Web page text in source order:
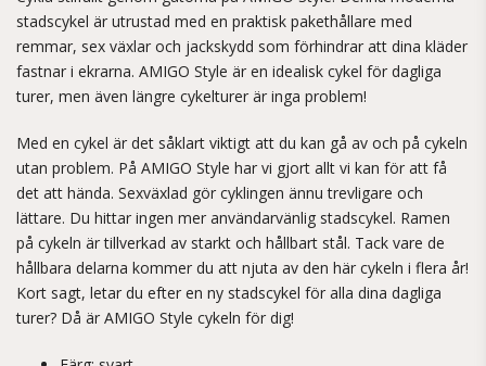
stadscykel är utrustad med en praktisk pakethållare med
remmar, sex växlar och jackskydd som förhindrar att dina kläder
fastnar i ekrarna. AMIGO Style är en idealisk cykel för dagliga
turer, men även längre cykelturer är inga problem!
Med en cykel är det såklart viktigt att du kan gå av och på cykeln
utan problem. På AMIGO Style har vi gjort allt vi kan för att få
det att hända. Sexväxlad gör cyklingen ännu trevligare och
lättare. Du hittar ingen mer användarvänlig stadscykel. Ramen
på cykeln är tillverkad av starkt och hållbart stål. Tack vare de
hållbara delarna kommer du att njuta av den här cykeln i flera år!
Kort sagt, letar du efter en ny stadscykel för alla dina dagliga
turer? Då är AMIGO Style cykeln för dig!